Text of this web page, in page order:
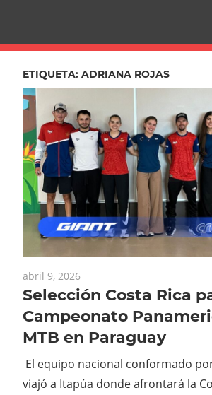
ETIQUETA: ADRIANA ROJAS
abril 9, 2026
Selección Costa Rica
Campeonato
MTB en Paraguay
El equipo nacional conformado
viajó a Itapúa donde afrontará la